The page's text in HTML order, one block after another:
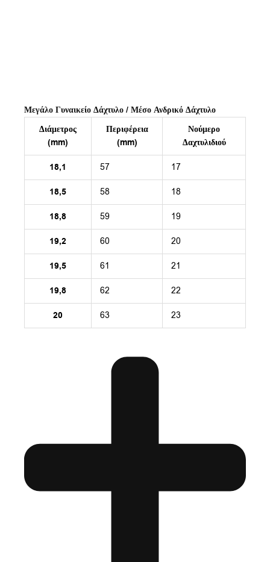
Μεγάλο Γυναικείο Δάχτυλο / Μέσο Ανδρικό Δάχτυλο
Διάμετρος
(mm)
Περιφέρεια
(mm)
Νούμερο
Δαχτυλιδιού
18,1 57 17
18,5 58 18
18,8 59 19
19,2 60 20
19,5 61 21
19,8 62 22
20 63 23